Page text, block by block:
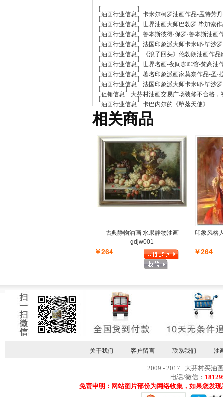
【油画行业信息 】 卡米尔柯罗油画作品-孟特芳
【油画行业信息 】 世界油画大师巴勃罗.毕加索
【油画行业信息 】 鲁本斯彼得·保罗·鲁本斯油画
【油画行业信息 】 法国印象派大师卡米耶·毕沙
【油画行业信息 】 《浪子回头》伦勃朗油画作品
【油画行业信息 】 世界名画-夜间咖啡馆-梵高油
【油画行业信息 】 著名印象派画家莫奈作品-圣·
【油画行业信息 】 法国印象派大师卡米耶·毕沙
【促销信息 】 大芬村油画交易广场装修不合格，
【油画行业信息】 卡巴内尔的《堕落天使》
相关商品
古典静物油画 水果静物油画
gdjw001
￥264
印象风格
￥264
关于我们 客户留言 联系我们 油
2009 - 2017 大芬村买油
电话/微信：
免责申明：网站图片部份为网络收集，如果您发